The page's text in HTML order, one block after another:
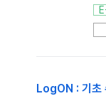
LogON : 기초